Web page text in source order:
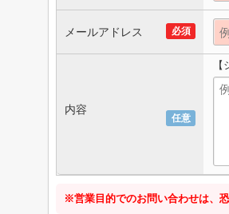
必須
メールアドレス
任意
内容
※営業目的でのお問い合わせは、